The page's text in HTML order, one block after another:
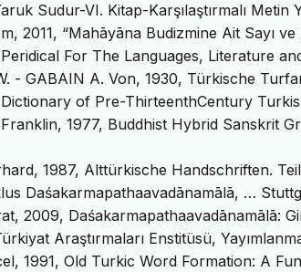
Sudur-VI. Kitap-Karşılaştırmalı Metin
2011, “Mahāyāna Budizmine Ait Sayı
For The Languages, Literature
- GABAIN A. Von, 1930, Türkische
of Pre-ThirteenthCentury
Franklin, 1977, Buddhist Hybrid Sanskrit
1987, Alttürkische Handschriften.
Daśakarmapathaavadānamālā, …
2009, Daśakarmapathaavadānamālā:
Araştırmaları Enstitüsü,
1991, Old Turkic Word Formation: A